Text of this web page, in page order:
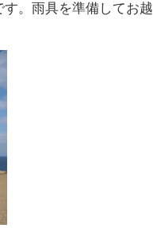
。雨具を準備してお越